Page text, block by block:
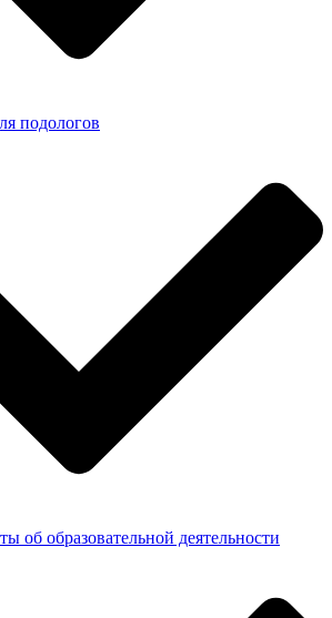
подологов
об образовательной деятельности